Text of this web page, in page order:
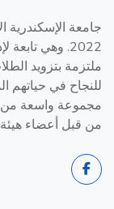
جامعة الإسكندرية
2022. وهي
ملتزمة بتزويد
للنجاح في حياتهم
مجموعة واسعة من
من قبل أعضاء